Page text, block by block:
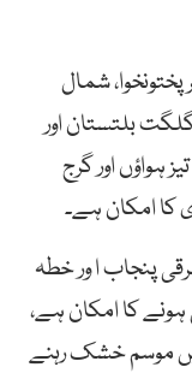
شمال
گلگت بلتستان اور
ہواؤں اور گرج
کا امکان ہے۔
پنجاب ا ور خطہ
ہونے کا امکان ہے،
موسم خشک رہنے